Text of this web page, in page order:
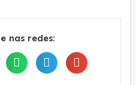
nas redes: